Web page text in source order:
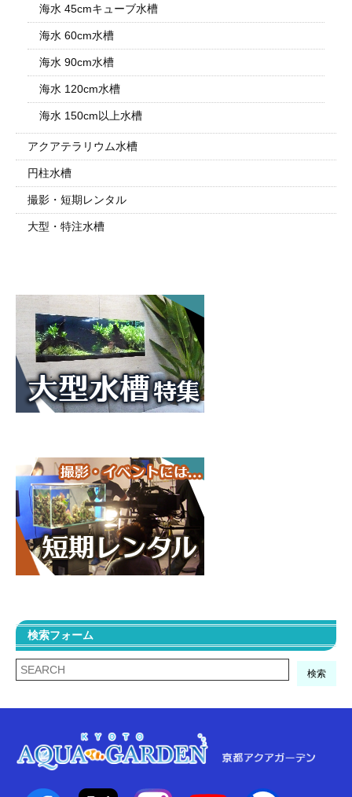
海水 45cmキューブ水槽
海水 60cm水槽
海水 90cm水槽
海水 120cm水槽
海水 150cm以上水槽
アクアテラリウム水槽
円柱水槽
撮影・短期レンタル
大型・特注水槽
検索フォーム
検索